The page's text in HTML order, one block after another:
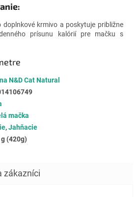
doplnkové krmivo a poskytuje približne
prísunu kalórií pre mačku s
N&D Cat Natural
mačka
,Jahňacie
(420g)